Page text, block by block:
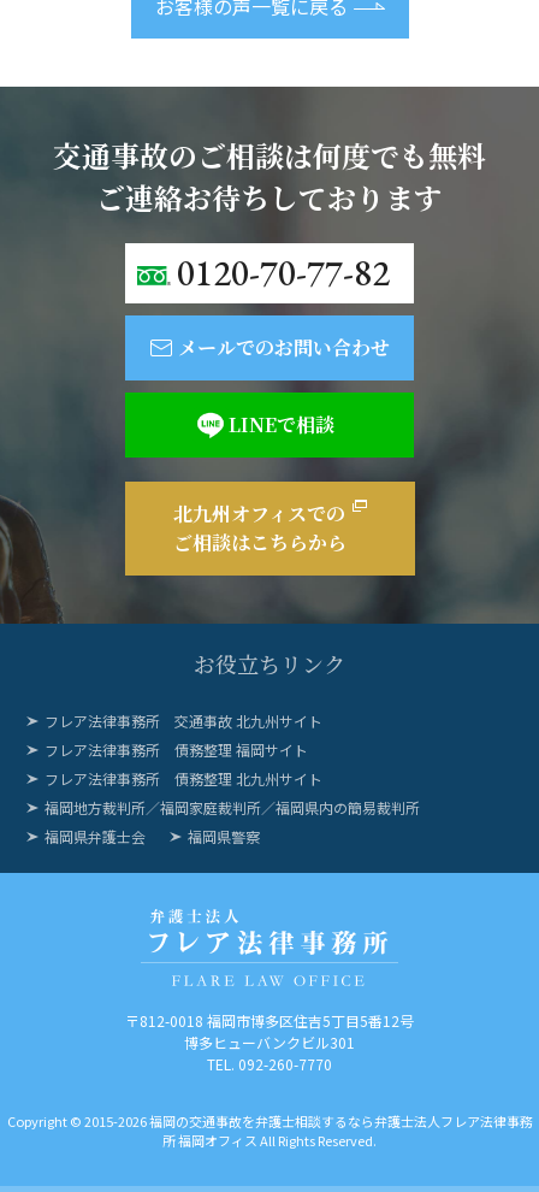
お客様の声一覧に戻る
交通事故のご相談は何度でも無料
ご連絡お待ちしております
0120-70-77-82
メールでのお問い合わせ
LINEで相談
北九州オフィスでの
ご相談はこちらから
お役立ちリンク
フレア法律事務所 交通事故 北九州サイト
フレア法律事務所 債務整理 福岡サイト
フレア法律事務所 債務整理 北九州サイト
福岡地方裁判所／福岡家庭裁判所／福岡県内の簡易裁判所
福岡県弁護士会
福岡県警察
〒812-0018 福岡市博多区住吉5丁目5番12号
博多ヒューバンクビル301
TEL. 092-260-7770
Copyright © 2015-2026 福岡の交通事故を弁護士相談するなら弁護士法人フレア法律事務
所 福岡オフィス All Rights Reserved.